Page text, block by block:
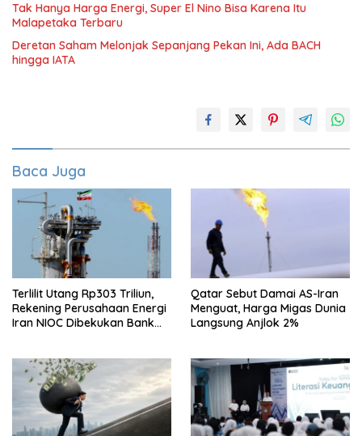
Tak Hanya Harga Energi, Super El Nino Bisa Karena Itu
Malapetaka Terbaru
Deretan Saham Melonjak Sepanjang Pekan Ini, Ada BACH
hingga IATA
Baca Juga
Terlilit Utang Rp303 Triliun,
Rekening Perusahaan Energi
Iran NIOC Dibekukan Bank
Qatar Sebut Damai AS-Iran
Menguat, Harga Migas Dunia
Langsung Anjlok 2%